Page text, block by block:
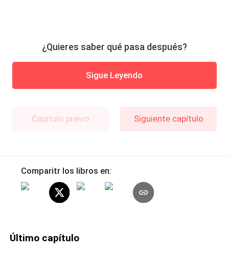
¿Quieres saber qué pasa después?
Sigue Leyendo
Capítulo previo Siguiente capítulo
Comparitr los libros en:
Último capítulo